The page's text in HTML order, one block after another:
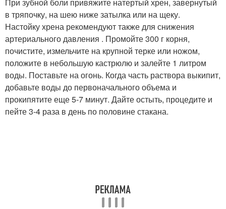
в тряпочку, на шею ниже затылка или на щеку.
Настойку хрена рекомендуют также для снижения
артериального давления . Промойте 300 г корня,
почистите, измельчите на крупной терке или ножом,
положите в небольшую кастрюлю и залейте 1 литром
воды. Поставьте на огонь. Когда часть раствора выкипит,
добавьте воды до первоначального объема и
прокипятите еще 5-7 минут. Дайте остыть, процедите и
пейте 3-4 раза в день по половине стакана.